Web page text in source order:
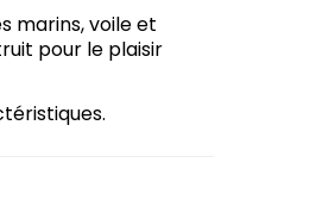
marins, voile et
pour le plaisir